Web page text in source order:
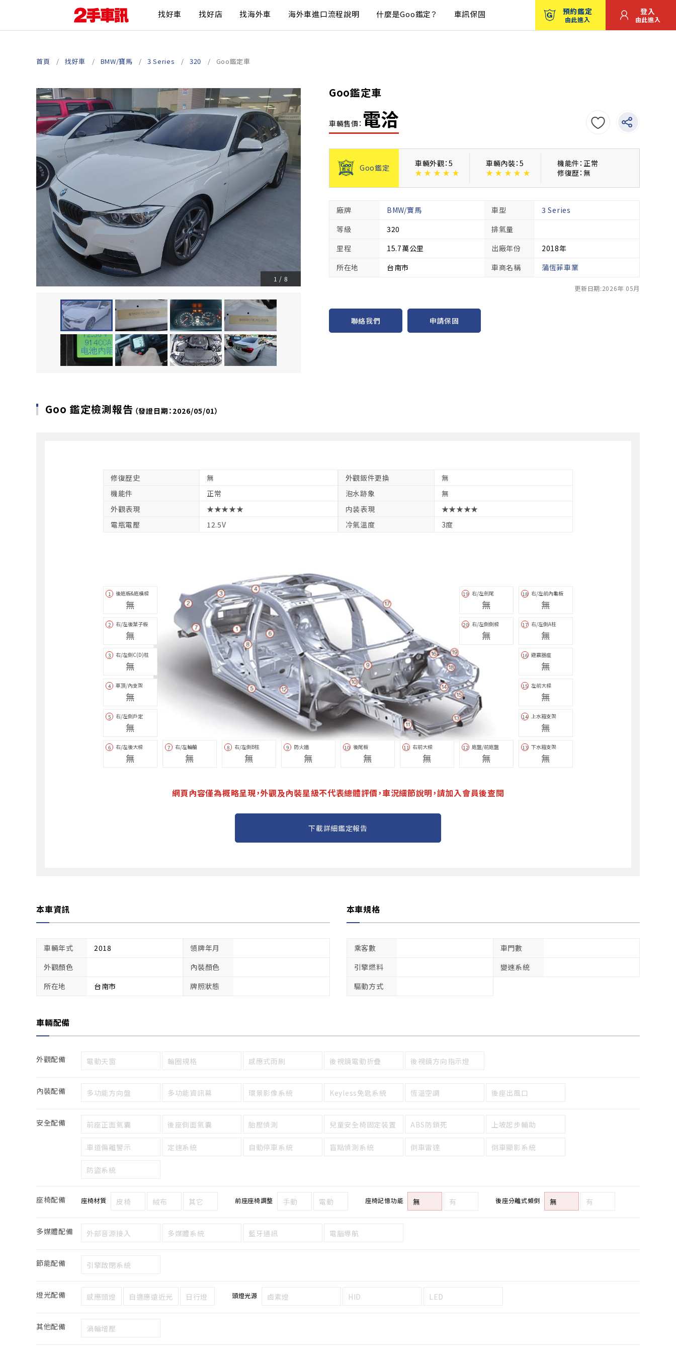
找好車 找好店 找海外車 海外車進口流程說明 什麼是Goo鑑定？ 車訊保固 預約鑑定
由此進入
登入
由此進入
首頁 找好車 BMW/寶馬 3 Series 320 Goo鑑定車
Goo鑑定車
車輛售價： 電洽
1 / 8
Goo鑑定
車輛外觀：5
★ ★ ★ ★ ★
車輛內裝：5
★ ★ ★ ★ ★
機能件：正常
修復歴：無
廠牌 BMW/寶馬 車型
3 Series
等級
320
排氣量
里程
15.7萬公里 出廠年份
2018年
所在地
台南市 車商名稱 蒲恆菲車業
更新日期:2026年 05月
聯絡我們 申請保固
Goo 鑑定檢測報告 （發證日期：2026/05/01）
修復歴史 無 外觀鈑件更換
無
機能件
正常 泡水跡象
無
外觀表現
★★★★★ 内装表現
★★★★★
電瓶電壓
12.5V 冷氣溫度 3度
1 後底板&底橫樑
無
2 右/左後葉子板
無
3 右/左側C(D)柱
無
4 車頂/內支架
無
5 右/左側戶定
無
6 右/左後大樑
無
7 右/左輪艙
無
8 右/左側B柱
無
9 防火牆
無
10 後尾板
無
11 右前大樑
無
12 底盤/前底盤
無
13 下水箱支架
無
14 上水箱支架
無
15 左前大樑
無
16 避震器座
無
17 右/左側A柱
無
18 右/左前內龜板
無
19 右/左劍尾
無
20 右/左側側樑
無
網頁內容僅為概略呈現，外觀及內裝星級不代表總體評價，車況細節說明，請加入會員後查閱
下載詳細鑑定報告
本車資訊
車輛年式 2018
領牌年月
外觀顏色
內裝顏色
所在地
台南市 牌照狀態
本車規格
乘客數
車門數
引擎燃料
變速系統
驅動方式
車輛配備
外觀配備 電動天窗 輪圈規格 感應式雨刷 後視鏡電動折疊 後視鏡方向指示燈
內裝配備 多功能方向盤 多功能資訊幕 環景影像系統 Keyless免匙系統 恆溫空調 後座出風口
安全配備 前座正面氣囊 後座側面氣囊 胎壓偵測 兒童安全椅固定裝置 ABS防鎖死 上坡起步輔助
車道偏離警示 定速系統 自動停車系統 盲點偵測系統 倒車雷達 倒車顯影系統
防盜系統
座椅配備 座椅材質 皮椅 絨布 其它 前座座椅調整 手動 電動 座椅記憶功能 無 有 後座分離式傾倒 無 有
多媒體配備 外部音源接入 多媒體系統 藍牙通訊 電腦導航
節能配備 引擎啟閉系統
燈光配備 感應頭燈 自適應遠近光 日行燈 頭燈光源 鹵素燈 HID LED
其他配備 渦輪增壓